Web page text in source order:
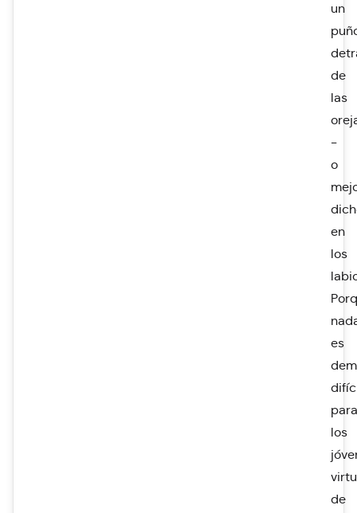
un
de
las
-
o
en
los
es
para
los
de